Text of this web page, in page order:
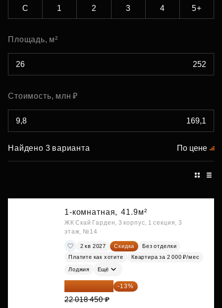
С 1 2 3 4 5+
Площадь, м²
Стоимость, млн ₽
Найдено 3 варианта По цене
1-комнатная, 41.9м²
ЖК Скай Гарден, 3 корпус, 1 секция, 3
этаж, №14
2 кв 2027 Скидка
Без отделки
Платите как хотите
Квартира за 2 000 ₽/мес
Лоджия Ещё
19 156 052 ₽ -13%
22 018 450 ₽